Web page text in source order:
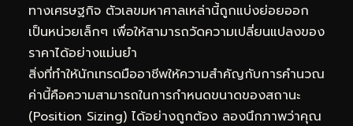
ทางเศรษฐกิจ ตัวเลขมหาศาลเหล่านี้ถูกแบ่งย่อยออก
เป็นหน่วยเล็กๆ เพื่อให้สามารถวัดความเปลี่ยนแปลงของ
ราคาได้อย่างแม่นยำ
สิ่งที่ทำให้นักเทรดมืออาชีพให้ความสำคัญกับการคำนวณ
ค่านี้คือความสามารถในการกำหนดขนาดของสถานะ
(Position Sizing) ได้อย่างถูกต้อง ลองนึกภาพว่าคุณ